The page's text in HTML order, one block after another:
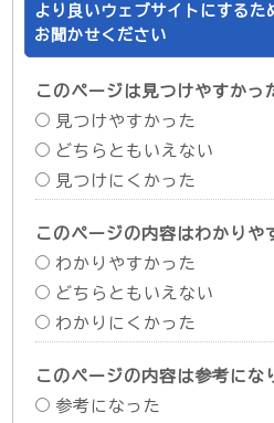
より良いウェブサイトにするた
お聞かせください
このページは見つけやすかっ
見つけやすかった
どちらともいえない
見つけにくかった
このページの内容はわかりや
わかりやすかった
どちらともいえない
わかりにくかった
このページの内容は参考にな
参考になった